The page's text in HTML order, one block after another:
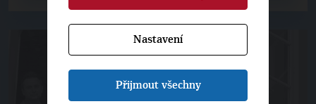
Nastavení
Přijmout všechny